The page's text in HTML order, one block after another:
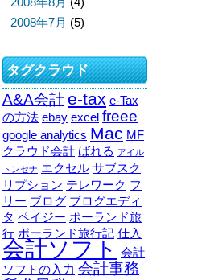
2008年7月 (5)
タグクラウド
A&A会計e-tax e-Tax
の方法 ebay excel freee
google analytics Mac MF
クラウド会計 ばれる アイル
トンセナ エクセル サブスク
リプション テレワーク フ
リー ブログ ブログエディ
タ ペイジー ポーランド旅
行 ポーランド旅行記 仕入
会計ソフト
会計
ソフトの入力 会計事務